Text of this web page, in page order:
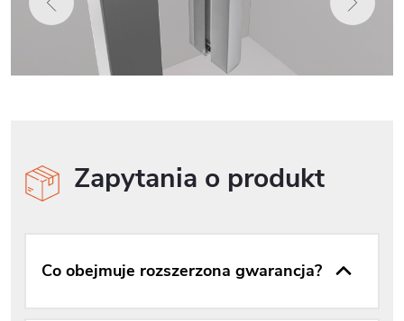
Zapytania o produkt
Co obejmuje rozszerzona gwarancja?